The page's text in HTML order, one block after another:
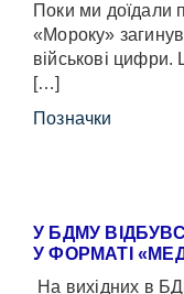
Поки ми доїдали
«Мороку»
військові
[…]
Позначки
У БДМУ
У ФОРМАТІ
На вихідних в